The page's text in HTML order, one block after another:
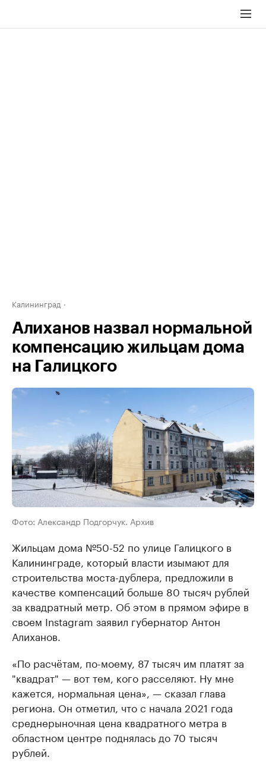
Калининград
Алиханов назвал нормальной
компенсацию жильцам дома
на Галицкого
Фото: Александр Подгорчук. Архив
Жильцам дома №50-52 по улице Галицкого в
Калининграде, который власти изымают для
строительства моста-дублера, предложили в
качестве компенсаций больше 80 тысяч рублей
за квадратный метр. Об этом в прямом эфире в
своем Instagram заявил губернатор Антон
Алиханов.
«По расчётам, по-моему, 87 тысяч им платят за
"квадрат" — вот тем, кого расселяют. Ну мне
кажется, нормальная цена», — сказал глава
региона. Он отметил, что с начала 2021 года
среднерыночная цена квадратного метра в
областном центре поднялась до 70 тысяч
рублей.